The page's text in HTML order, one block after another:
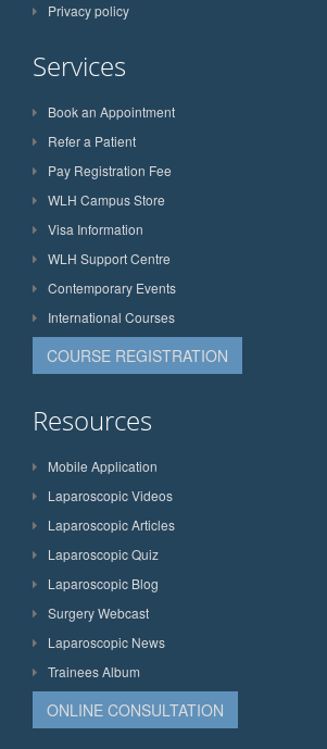
Privacy policy
Services
Book an Appointment
Refer a Patient
Pay Registration Fee
WLH Campus Store
Visa Information
WLH Support Centre
Contemporary Events
International Courses
COURSE REGISTRATION
Resources
Mobile Application
Laparoscopic Videos
Laparoscopic Articles
Laparoscopic Quiz
Laparoscopic Blog
Surgery Webcast
Laparoscopic News
Trainees Album
ONLINE CONSULTATION